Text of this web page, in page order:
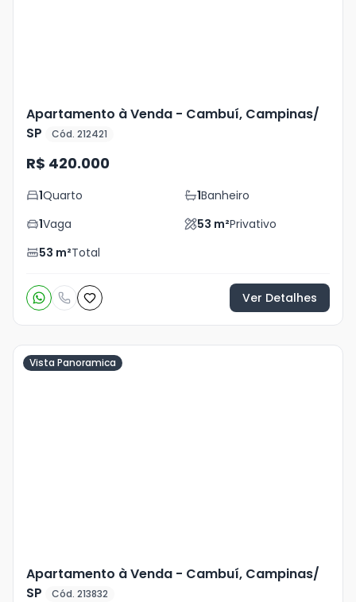
Apartamento à Venda - Cambuí, Campinas/
SP
Cód. 212421
R$ 420.000
1Quarto 1Banheiro
1Vaga 53 m²Privativo
53 m²Total
Ver Detalhes
Vista Panoramica
Apartamento à Venda - Cambuí, Campinas/
SP
Cód. 213832